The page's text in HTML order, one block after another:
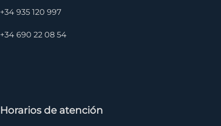
+34 935 120 997
+34 690 22 08 54
Horarios de atención